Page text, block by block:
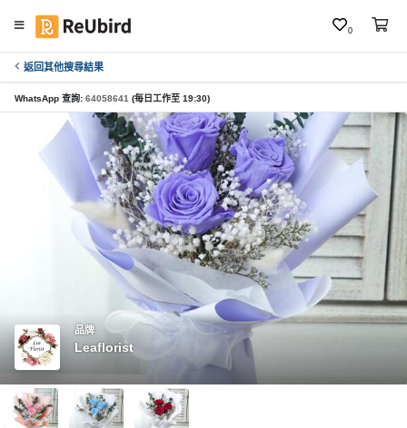
0
返回其他搜尋結果
WhatsApp 查詢: 64058641 (每日工作至 19:30)
繁
中
E
服
務
及
產
品牌
Leaflorist